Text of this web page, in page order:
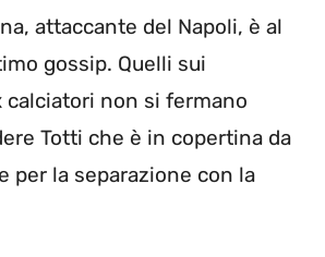
attaccante del Napoli, è al
gossip. Quelli sui
calciatori non si fermano
Totti che è in copertina da
per la separazione con la